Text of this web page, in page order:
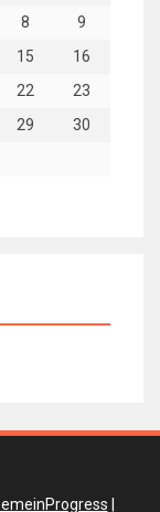
8
9
15
16
22
23
29
30